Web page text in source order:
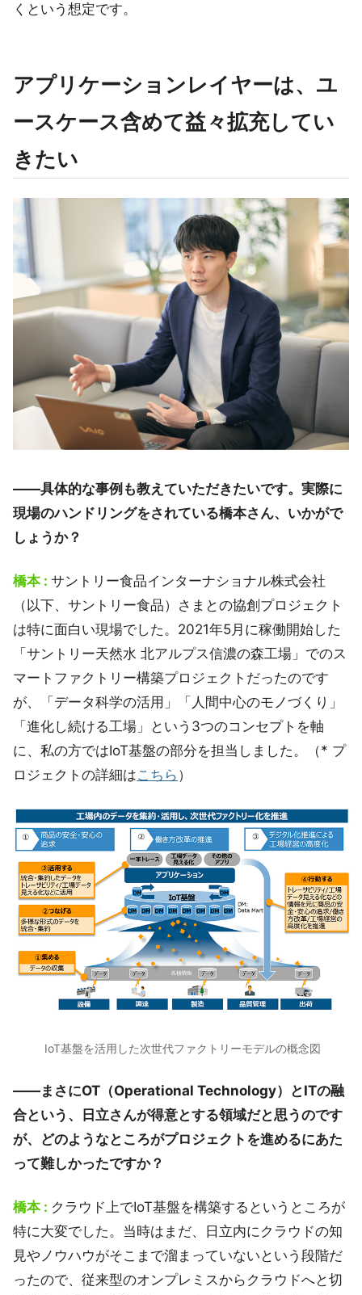
くという想定です。
アプリケーションレイヤーは、ユ
ースケース含めて益々拡充してい
きたい
――具体的な事例も教えていただきたいです。実際に
現場のハンドリングをされている橋本さん、いかがで
しょうか？
橋本 : サントリー食品インターナショナル株式会社
（以下、サントリー食品）さまとの協創プロジェクト
は特に面白い現場でした。2021年5月に稼働開始した
「サントリー天然水 北アルプス信濃の森工場」でのス
マートファクトリー構築プロジェクトだったのです
が、「データ科学の活用」「人間中心のモノづくり」
「進化し続ける工場」という3つのコンセプトを軸
に、私の方ではIoT基盤の部分を担当しました。（* プ
ロジェクトの詳細はこちら ）
IoT基盤を活用した次世代ファクトリーモデルの概念図
――まさにOT（Operational Technology）とITの融
合という、日立さんが得意とする領域だと思うのです
が、どのようなところがプロジェクトを進めるにあた
って難しかったですか？
橋本 : クラウド上でIoT基盤を構築するというところが
特に大変でした。当時はまだ、日立内にクラウドの知
見やノウハウがそこまで溜まっていないという段階だ
ったので、従来型のオンプレミスからクラウドへと切